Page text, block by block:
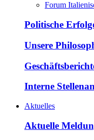
Forum
Politische
Unsere
Interne
Aktuelles
Aktuelle